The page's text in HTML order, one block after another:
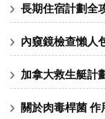
長期住宿計劃全
內窺鏡檢查懶人
加拿大救生艇計
關於肉毒桿菌